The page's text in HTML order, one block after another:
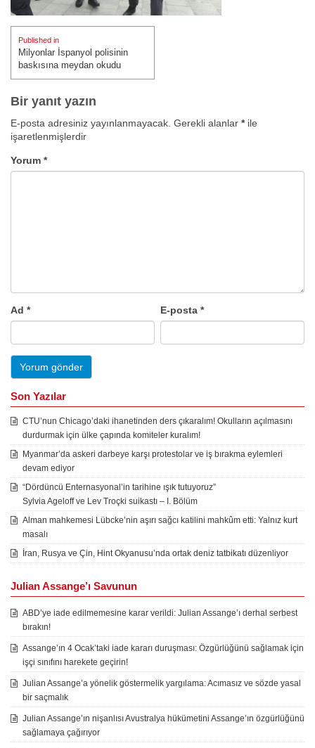
gezinmesi
Published in
Milyonlar İspanyol polisinin
baskısına meydan okudu
Bir yanıt yazın
E-posta adresiniz yayınlanmayacak. Gerekli alanlar *ile
işaretlenmişlerdir
Yorum *
Ad * E-posta*
Son Yazılar
CTU’nun Chicago’daki ihanetinden ders çıkaralım! Okulların açılmasını
durdurmak için ülke çapında komiteler kuralım!
Myanmar’da askeri darbeye karşı protestolar ve iş bırakma eylemleri
devam ediyor
“Dördüncü Enternasyonal’in tarihine ışık tutuyoruz”
Sylvia Ageloff ve Lev Troçki suikastı – I. Bölüm
Alman mahkemesi Lübcke’nin aşırı sağcı katilini mahkûm etti: Yalnız kurt
masalı
İran, Rusya ve Çin, Hint Okyanusu’nda ortak deniz tatbikatı düzenliyor
Julian Assange’ı Savunun
ABD’ye iade edilmemesine karar verildi: Julian Assange’ı derhal serbest
bırakın!
Assange’ın 4 Ocak’taki iade kararı duruşması: Özgürlüğünü sağlamak için
işçi sınıfını harekete geçirin!
Julian Assange’a yönelik göstermelik yargılama: Acımasız ve sözde yasal
bir saçmalık
Julian Assange’ın nişanlısı Avustralya hükümetini Assange’ın özgürlüğünü
sağlamaya çağırıyor